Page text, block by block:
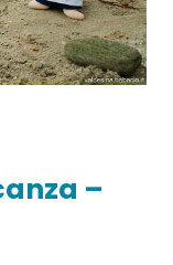
–